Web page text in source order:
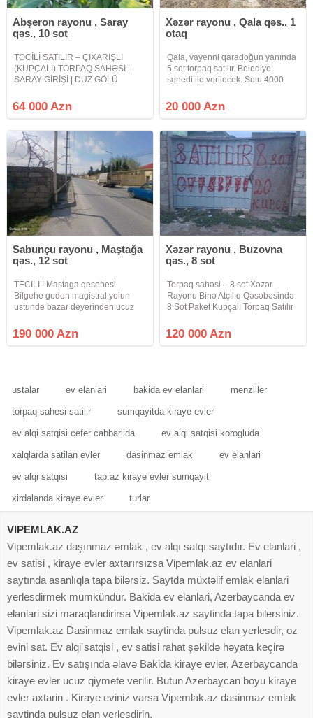
Abşeron rayonu , Saray
qəs., 10 sot
TƏCİLİ SATILIR – ÇIXARIŞLI
(KUPÇALI) TORPAQ SAHƏSİ |
SARAY GİRİŞİ | DUZ GÖLÜ
Novxanının sonu – Saray
qəsəbəsinin girişi, Link Oil
yaxınlığında yerləşən 10–12 sot
64 000 Azn
Xəzər rayonu , Qala qəs., 1
otaq
Qala, vayenni qaradoğun yanında
5 sot torpaq satılır. Belediye
senedi ile verilecek. Sotu 4000
20.000 manat Elaqe whatsapp
20 000 Azn
Sabunçu rayonu , Maştağa
qəs., 12 sot
TECILI.! Mastaga qesebesi
Bilgehe geden magistral yolun
ustunde bazar deyerinden ucuz
sot torpaq sahesi satilir torpaq
yolun sag qolunda yerlesir olculeri
190 000 Azn
Xəzər rayonu , Buzovna
qəs., 8 sot
Torpaq sahəsi – 8 sot Xəzər
Rayonu Binə Atçılıq Qəsəbəsində
8 Sot Paket Kupçalı Torpaq Satılır
sahə daş hasarla tam çevrilib. -
Düz relyefli, bir neçə tərəfi yaşayış
120 000 Azn
ustalar ev elanlari bakida ev elanlari menziller
torpaq sahesi satilir sumqayitda kiraye evler
ev alqi satqisi cefer cabbarlida ev alqi satqisi korogluda
xalqlarda satilan evler dasinmaz emlak ev elanlari
ev alqi satqisi tap.az kiraye evler sumqayit
xirdalanda kiraye evler turlar
VIPEMLAK.AZ
Vipemlak.az daşınmaz əmlak , ev alqı satqı saytıdır. Ev elanlari ,
ev satisi , kiraye evler axtarırsızsa Vipemlak.az ev elanlari
saytında asanlıqla tapa bilərsiz. Saytda müxtəlif emlak elanlari
yerlesdirmek mümkündür. Bakida ev elanlari, Azerbaycanda ev
elanlari sizi maraqlandirirsa Vipemlak.az saytinda tapa bilersiniz.
Vipemlak.az Dasinmaz emlak saytinda pulsuz elan yerlesdir, oz
evini sat. Ev alqi satqisi , ev satisi rahat şəkildə həyata keçirə
bilərsiniz. Ev satışında əlavə Bakida kiraye evler, Azerbaycanda
kiraye evler ucuz qiymete verilir. Butun Azerbaycan boyu kiraye
evler axtarin . Kiraye eviniz varsa Vipemlak.az dasinmaz emlak
saytinda pulsuz elan yerlesdirin.